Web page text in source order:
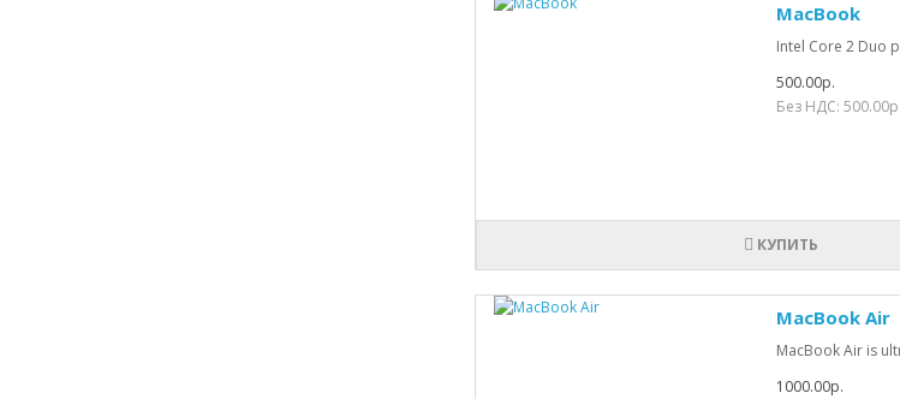
MacBook
Intel Core 2 Duo
500.00р.
Без НДС: 500.00р.
КУПИТЬ
MacBook Air
MacBook Air is
1000.00р.